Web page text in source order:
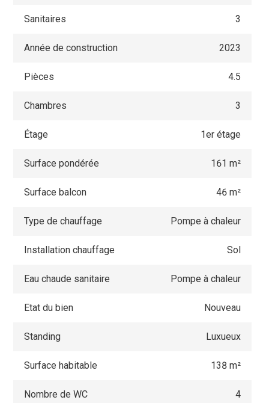
Sanitaires 3
Année de construction 2023
Pièces 4.5
Chambres 3
Étage 1er étage
Surface pondérée 161 m²
Surface balcon 46 m²
Type de chauffage Pompe à chaleur
Installation chauffage Sol
Eau chaude sanitaire Pompe à chaleur
Etat du bien Nouveau
Standing Luxueux
Surface habitable 138 m²
Nombre de WC 4